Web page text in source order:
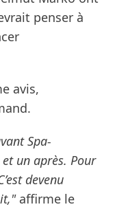
penser à
avis,
Spa-
un après. Pour
devenu
affirme le